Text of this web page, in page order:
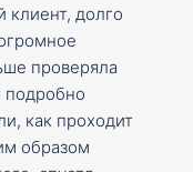
клиент, долго
проверяла
подробно
как проходит
образом